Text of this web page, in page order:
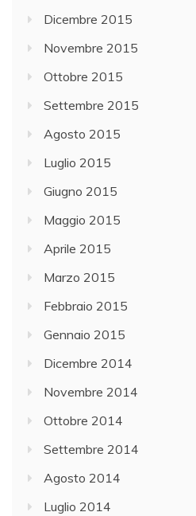
Dicembre 2015
Novembre 2015
Ottobre 2015
Settembre 2015
Agosto 2015
Luglio 2015
Giugno 2015
Maggio 2015
Aprile 2015
Marzo 2015
Febbraio 2015
Gennaio 2015
Dicembre 2014
Novembre 2014
Ottobre 2014
Settembre 2014
Agosto 2014
Luglio 2014